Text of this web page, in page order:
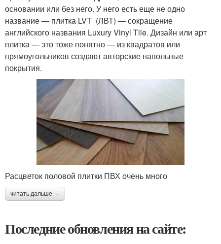
основании или без него. У него есть еще не одно
название — плитка LVT (ЛВТ) — сокращение
английского названия Luxury Vinyl Tile. Дизайн или арт
плитка — это тоже понятно — из квадратов или
прямоугольников создают авторские напольные
покрытия.
Расцветок половой плитки ПВХ очень много
читать дальше →
Последние обновления на сайте: